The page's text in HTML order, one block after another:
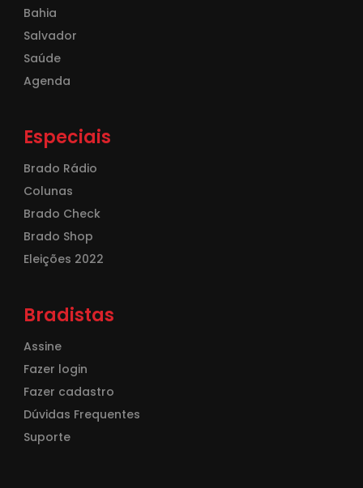
Bahia
Salvador
Saúde
Agenda
Especiais
Brado Rádio
Colunas
Brado Check
Brado Shop
Eleições 2022
Bradistas
Assine
Fazer login
Fazer cadastro
Dúvidas Frequentes
Suporte